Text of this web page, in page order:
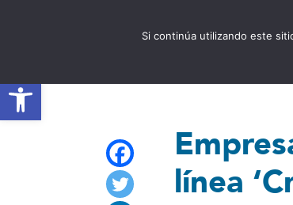
Abrir barra de
línea
Si continúa utilizando este